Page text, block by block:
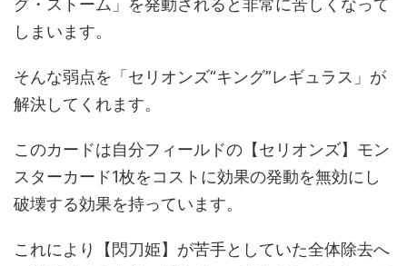
グ・ストーム」を発動されると非常に苦しくなって
しまいます。
そんな弱点を「セリオンズ“キング”レギュラス」が
解決してくれます。
このカードは自分フィールドの【セリオンズ】モン
スターカード1枚をコストに効果の発動を無効にし
破壊する効果を持っています。
これにより【閃刀姫】が苦手としていた全体除去へ